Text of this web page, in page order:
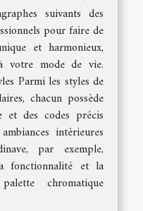
suivants des
pour faire de
et harmonieux,
votre mode de vie.
Parmi les styles de
chacun possède
et des codes précis
intérieures
par exemple,
fonctionnalité et la
chromatique